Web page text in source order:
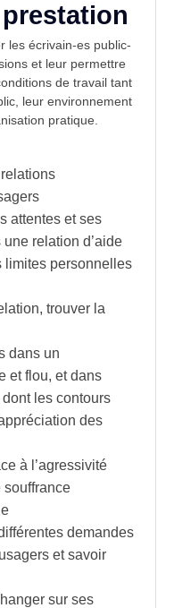
les écrivain-es public-
et leur permettre
de travail tant
leur environnement
pratique.
attentes et ses
relation d’aide
limites personnelles
trouver la
dans un
et flou, et dans
dont les contours
des
à l’agressivité
souffrance
demandes
et savoir
sur ses